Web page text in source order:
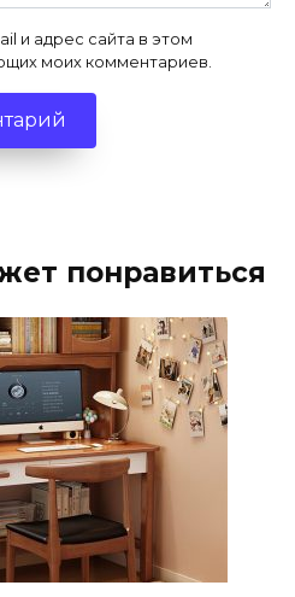
и адрес сайта в этом
моих комментариев.
понравиться